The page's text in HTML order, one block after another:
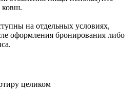
ковш.
на отдельных условиях,
оформления бронирования либо
целиком